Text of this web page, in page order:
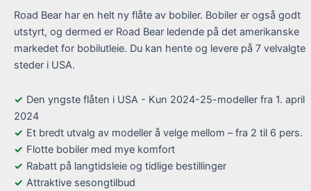
Road Bear har en helt ny flåte av bobiler. Bobiler er også godt
utstyrt, og dermed er Road Bear ledende på det amerikanske
markedet for bobilutleie. Du kan hente og levere på 7 velvalgte
steder i USA.
Den yngste flåten i USA - Kun 2024-25-modeller fra 1. april
2024
Et bredt utvalg av modeller å velge mellom – fra 2 til 6 pers.
Flotte bobiler med mye komfort
Rabatt på langtidsleie og tidlige bestillinger
Attraktive sesongtilbud